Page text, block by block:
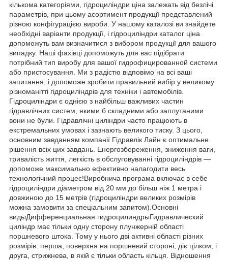
кількома категоріями, гідроциліндри ціна залежать від безлічі
параметрів, при цьому асортимент продукції представлений
різною конфігурацією вироби. У нашому каталозі ви знайдете
необхідні варіанти продукції, і гідроциліндри каталог ціна
допоможуть вам визначитися з вибором продукції для вашого
випадку. Наші фахівці допоможуть для вас підібрати
потрібний тип виробу для вашої гидрофицированной системи
або пристосування. Ми з радістю відповімо на всі ваші
запитання, і допоможе зробити правильний вибір у великому
різноманітті гідроциліндрів для техніки і автомобілів.
Гідроциліндри є однією з найбільш важливих частин
гідравлічних систем, якими б складними або заплутаними
вони не були. Гідравлічні циліндри часто працюють в
екстремальних умовах і зазнають великого тиску. З цього,
основним завданням компанії Гідравлік Лайн є оптимальне
рішення всіх цих завдань. Енергозбереження, зниження ваги,
тривалість життя, легкість в обслуговуванні гідроциліндрів ―
допоможе максимально ефективно налагодити весь
технологічний процес!Виробнича програма включає в себе
гідроциліндри діаметром від 20 мм до більш ніж 1 метра і
довжиною до 15 метрів (гідроциліндри великих розмірів
можна замовити за спеціальним запитом).Основні
видыДифференциальная гидроцилиндрыГидравлический
циліндр має тільки одну сторону плунжерній області
поршневого штока. Тому у нього дві активні області різних
розмірів: перша, поверхня на поршневий стороні, діє цілком, і
друга, стрижнева, в якій є тільки область кільця. Відношення